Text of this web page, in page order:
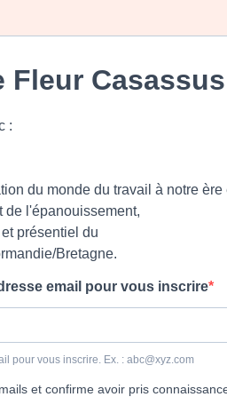
Fleur Casassus
:
du monde du travail à notre ère
de l'épanouissement,
présentiel du
Bretagne.
email pour vous inscrire
pour vous inscrire. Ex. : abc@xyz.com
et confirme avoir pris